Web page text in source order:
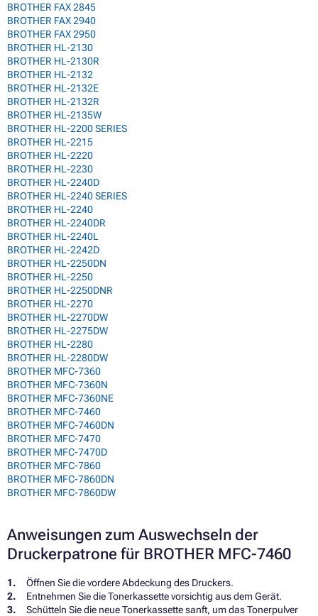
BROTHER FAX 2845
BROTHER FAX 2940
BROTHER FAX 2950
BROTHER HL-2130
BROTHER HL-2130R
BROTHER HL-2132
BROTHER HL-2132E
BROTHER HL-2132R
BROTHER HL-2135W
BROTHER HL-2200 SERIES
BROTHER HL-2215
BROTHER HL-2220
BROTHER HL-2230
BROTHER HL-2240D
BROTHER HL-2240 SERIES
BROTHER HL-2240
BROTHER HL-2240DR
BROTHER HL-2240L
BROTHER HL-2242D
BROTHER HL-2250DN
BROTHER HL-2250
BROTHER HL-2250DNR
BROTHER HL-2270
BROTHER HL-2270DW
BROTHER HL-2275DW
BROTHER HL-2280
BROTHER HL-2280DW
BROTHER MFC-7360
BROTHER MFC-7360N
BROTHER MFC-7360NE
BROTHER MFC-7460
BROTHER MFC-7460DN
BROTHER MFC-7470
BROTHER MFC-7470D
BROTHER MFC-7860
BROTHER MFC-7860DN
BROTHER MFC-7860DW
Anweisungen zum Auswechseln der
Druckerpatrone für BROTHER MFC-7460
Öffnen Sie die vordere Abdeckung des Druckers.
Entnehmen Sie die Tonerkassette vorsichtig aus dem Gerät.
Schütteln Sie die neue Tonerkassette sanft, um das Tonerpulver